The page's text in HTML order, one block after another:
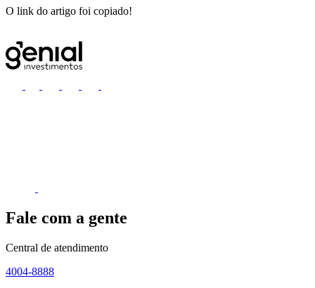
O link do artigo foi copiado!
Fale com a gente
Central de atendimento
4004-8888